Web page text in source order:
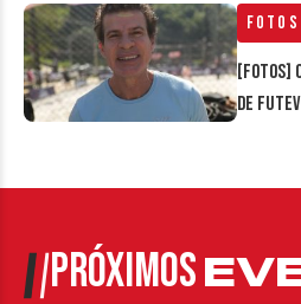
Fotos
de
PRÓXIMOS